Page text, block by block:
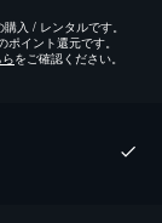
入 / レンタルです。
イント還元です。
をご確認ください。